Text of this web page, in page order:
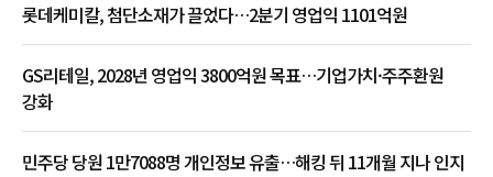
롯데케미칼, 첨단소재가 끌었다…2분기 영업익 1101억원
GS리테일, 2028년 영업익 3800억원 목표…기업가치·주주환원
강화
민주당 당원 1만7088명 개인정보 유출…해킹 뒤 11개월 지나 인지